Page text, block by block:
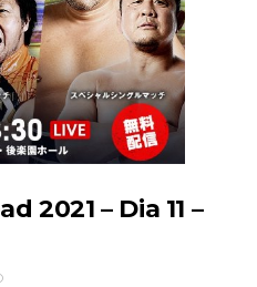
que se retirou no
Street Fight e troca
Reigns
2021 – Dia 11 –